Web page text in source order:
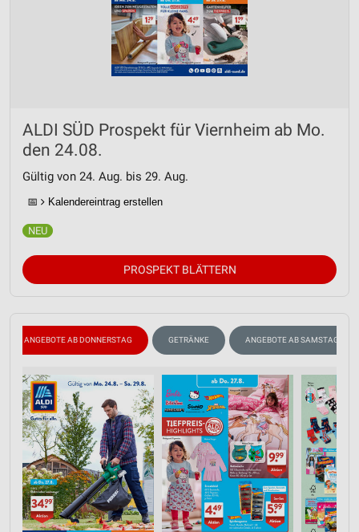
ALDI SÜD Prospekt für Viernheim ab Mo.
den 24.08.
Gültig von 24. Aug. bis 29. Aug.
📅 Kalendereintrag erstellen
PROSPEKT BLÄTTERN
ANGEBOTE AB DONNERSTAG GETRÄNKE ANGEBOTE AB SAMSTAG